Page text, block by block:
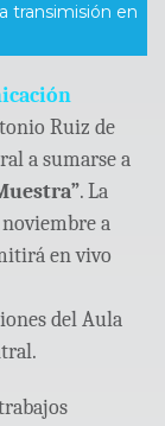
transimisión en
Ruiz de
a sumarse a
. La
a
en vivo
del Aula